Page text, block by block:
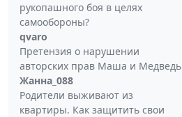
рукопашного боя в целях
самообороны?
qvaro
Претензия о нарушении
авторских прав Маша и Медведь
Жанна_088
Родители выживают из
квартиры. Как защитить свои